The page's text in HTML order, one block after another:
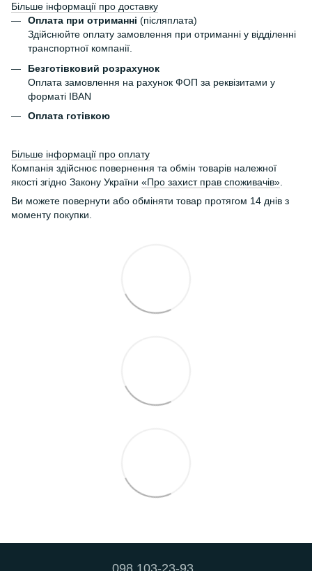
Більше інформації про доставку
Оплата при отриманні (післяплата)
Здійснюйте оплату замовлення при отриманні у відділенні
транспортної компанії.
Безготівковий розрахунок
Оплата замовлення на рахунок ФОП за реквізитами у
форматі IBAN
Оплата готівкою
Більше інформації про оплату
Компанія здійснює повернення та обмін товарів належної
якості згідно Закону України «Про захист прав споживачів».
Ви можете повернути або обміняти товар протягом 14 днів з
моменту покупки.
098 103-23-93